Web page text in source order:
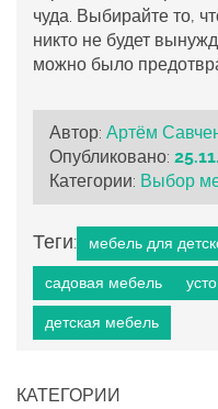
чуда. Выбирайте то,
никто не будет
можно было
Автор: Артём
Опубликовано:
Категории: Выбор
Теги: мебель для
садовая мебель
детская мебель
КАТЕГОРИИ